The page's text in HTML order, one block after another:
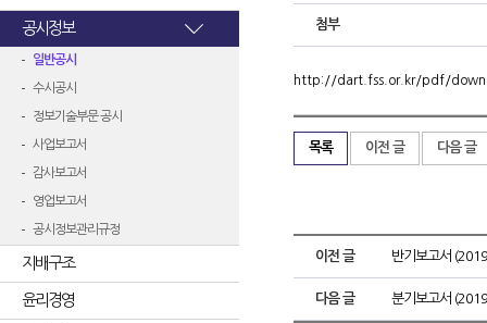
공시정보
일반공시
수시공시
정보기술부문 공시
사업보고서
감사보고서
영업보고서
공시정보관리규정
지배구조
윤리경영
첨부
http://dart.fss.or.kr/pdf/
목록 이전 글 다음 글
이전 글 반기보고서
다음 글 분기보고서